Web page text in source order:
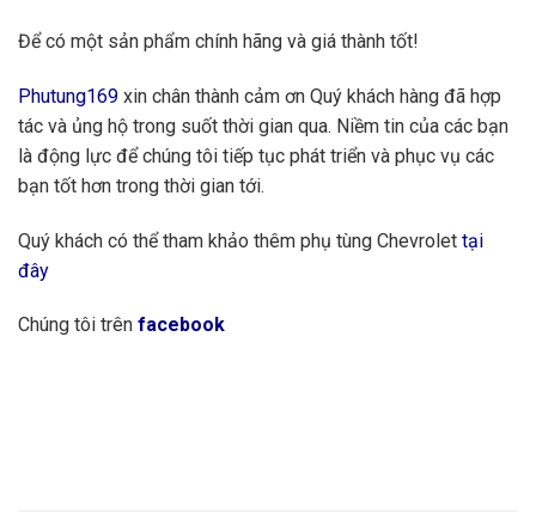
Để có một sản phẩm chính hãng và giá thành tốt!
Phutung169 xin chân thành cảm ơn Quý khách hàng đã hợp
tác và ủng hộ trong suốt thời gian qua. Niềm tin của các bạn
là động lực để chúng tôi tiếp tục phát triển và phục vụ các
bạn tốt hơn trong thời gian tới.
Quý khách có thể tham khảo thêm phụ tùng Chevrolet tại
đây
Chúng tôi trên facebook